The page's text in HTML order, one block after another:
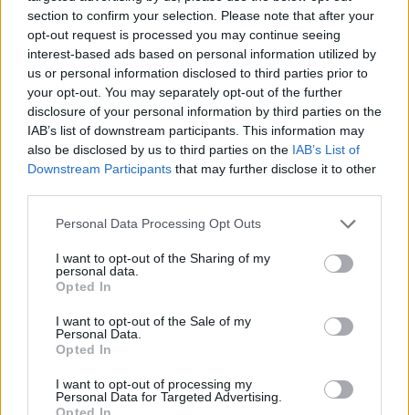
section to confirm your selection. Please note that after your
opt-out request is processed you may continue seeing
interest-based ads based on personal information utilized by
us or personal information disclosed to third parties prior to
your opt-out. You may separately opt-out of the further
disclosure of your personal information by third parties on the
IAB’s list of downstream participants. This information may
also be disclosed by us to third parties on the IAB’s List of
Downstream Participants that may further disclose it to other
Personal Data Processing Opt Outs
I want to opt-out of the Sharing of my
personal data.
Opted In
I want to opt-out of the Sale of my
Personal Data.
Opted In
I want to opt-out of processing my
Personal Data for Targeted Advertising.
Opted In
Bobbi Kristina Brown:
Πέθανε η κόρη της
Whitney Houston στα
22 της χρόνια!
Η Bobbi Kristina
ξύπνησε από το
κώμα; Δείτε τις
δηλώσεις του πατέρα